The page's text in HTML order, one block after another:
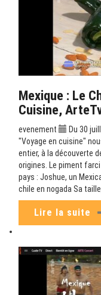
Mexique : Le
Cuisine,
evenement
Du 30
"Voyage en cuisine"
entier, à la découverte
origines. Le piment
pays : Joshue, un
chile en nogada Sa
Lire la suite